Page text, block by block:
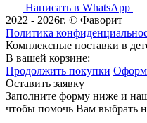
Написать в WhatsApp
2022 - 2026г. © Фаворит
Политика
Комплексные поставки в
В вашей корзине:
Продолжить покупки
Оставить заявку
Заполните форму ниже и
чтобы помочь Вам выбрать